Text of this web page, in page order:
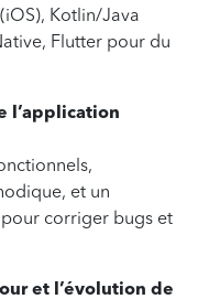
Kotlin/Java
Flutter pour du
l’application
et un
corriger bugs et
et l’évolution de